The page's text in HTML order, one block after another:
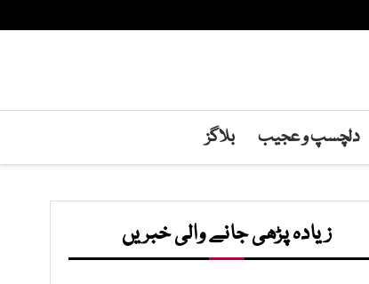
دلچسپ و عجیب بلاگز
زیادہ پڑھی جانے والی خبریں